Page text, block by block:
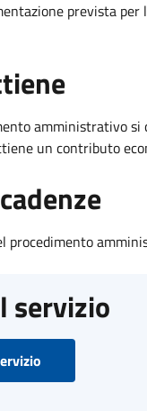
prevista per
amministrativo si
un contributo
procedimento
servizio